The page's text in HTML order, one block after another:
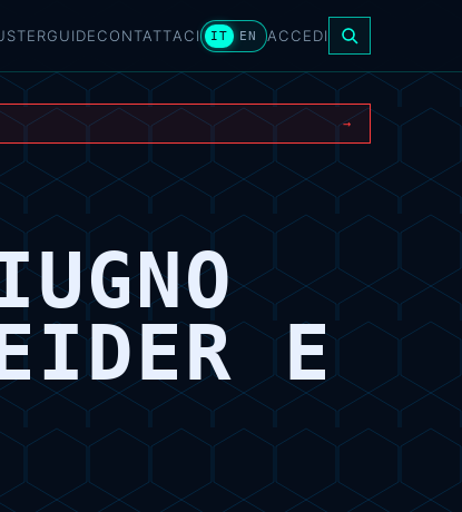
GUIDECONTATTACI IT EN ACCEDI
→
E